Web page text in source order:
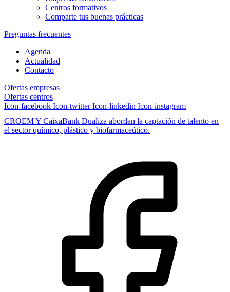
Centros formativos
Comparte tus buenas prácticas
Preguntas frecuentes
Agenda
Actualidad
Contacto
Ofertas empresas
Ofertas centros
Icon-facebook Icon-twitter Icon-linkedin Icon-instagram
CROEM Y CaixaBank Dualiza abordan la captación de talento en
el sector químico, plástico y biofarmaceútico.